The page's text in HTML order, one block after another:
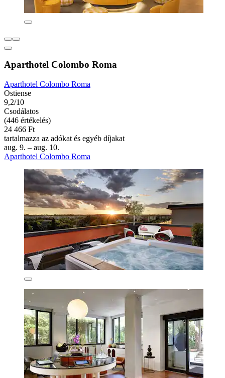
Aparthotel Colombo Roma
Aparthotel Colombo Roma
Ostiense
9,2/10
Csodálatos
(446 értékelés)
24 466 Ft
tartalmazza az adókat és egyéb díjakat
aug. 9. – aug. 10.
Aparthotel Colombo Roma